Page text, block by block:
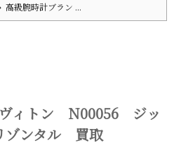
高級腕時計ブラン ...
ィトン N00056 ジッ
ゾンタル 買取